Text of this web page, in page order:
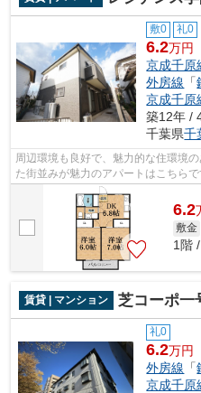
敷0 礼0
6.2万円
京成千原
外房線 「
京成千原
築12年 /
千葉県千
周辺環境も良好で、魅力的な住環境
た街並みが魅力のアパートはこちら
ので、電車を多く利用する方にとって
6.2
敷金
1階
賃貸 | マンション 芝コーポ一
礼0
6.2万円
外房線 「
京成千原